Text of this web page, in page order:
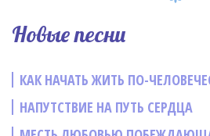
Новые песни
КАК НАЧАТЬ ЖИТЬ ПО-
НАПУТСТВИЕ НА ПУТЬ СЕРДЦА